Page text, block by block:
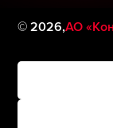
©2026,АО